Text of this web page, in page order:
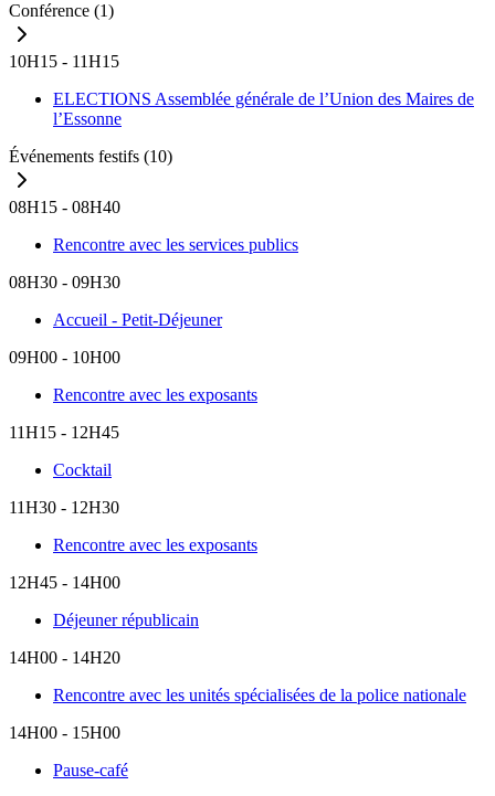
Conférence (1)
10H15 - 11H15
ELECTIONS Assemblée générale de l’Union des Maires de
l’Essonne
Événements festifs (10)
08H15 - 08H40
Rencontre avec les services publics
08H30 - 09H30
Accueil - Petit-Déjeuner
09H00 - 10H00
Rencontre avec les exposants
11H15 - 12H45
Cocktail
11H30 - 12H30
Rencontre avec les exposants
12H45 - 14H00
Déjeuner républicain
14H00 - 14H20
Rencontre avec les unités spécialisées de la police nationale
14H00 - 15H00
Pause-café